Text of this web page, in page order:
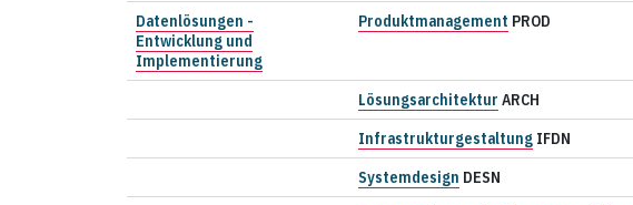
Datenlösungen -
Entwicklung und
Implementierung
Produktmanagement PROD
Lösungsarchitektur ARCH
Infrastrukturgestaltung IFDN
Systemdesign DESN